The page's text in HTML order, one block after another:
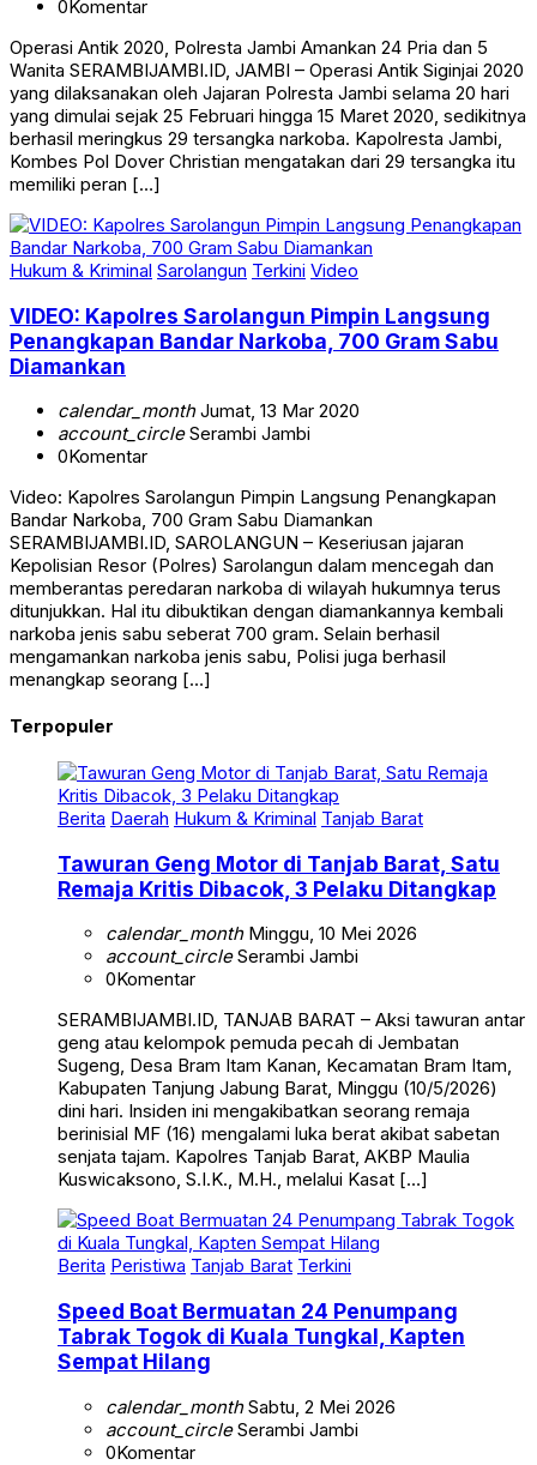
0 Komentar
Operasi Antik 2020, Polresta Jambi Amankan 24 Pria dan 5
Wanita SERAMBIJAMBI.ID, JAMBI – Operasi Antik Siginjai 2020
yang dilaksanakan oleh Jajaran Polresta Jambi selama 20 hari
yang dimulai sejak 25 Februari hingga 15 Maret 2020, sedikitnya
berhasil meringkus 29 tersangka narkoba. Kapolresta Jambi,
Kombes Pol Dover Christian mengatakan dari 29 tersangka itu
memiliki peran […]
Hukum & Kriminal Sarolangun Terkini Video
VIDEO: Kapolres Sarolangun Pimpin Langsung
Penangkapan Bandar Narkoba, 700 Gram Sabu
Diamankan
calendar_monthJumat, 13 Mar 2020
account_circleSerambi Jambi
0Komentar
Video: Kapolres Sarolangun Pimpin Langsung Penangkapan
Bandar Narkoba, 700 Gram Sabu Diamankan
SERAMBIJAMBI.ID, SAROLANGUN – Keseriusan jajaran
Kepolisian Resor (Polres) Sarolangun dalam mencegah dan
memberantas peredaran narkoba di wilayah hukumnya terus
ditunjukkan. Hal itu dibuktikan dengan diamankannya kembali
narkoba jenis sabu seberat 700 gram. Selain berhasil
mengamankan narkoba jenis sabu, Polisi juga berhasil
menangkap seorang […]
Terpopuler
Berita Daerah Hukum & Kriminal Tanjab Barat
Tawuran Geng Motor di Tanjab Barat, Satu
Remaja Kritis Dibacok, 3 Pelaku Ditangkap
calendar_monthMinggu, 10 Mei 2026
account_circleSerambi Jambi
0Komentar
SERAMBIJAMBI.ID, TANJAB BARAT – Aksi tawuran antar
geng atau kelompok pemuda pecah di Jembatan
Sugeng, Desa Bram Itam Kanan, Kecamatan Bram Itam,
Kabupaten Tanjung Jabung Barat, Minggu (10/5/2026)
dini hari. Insiden ini mengakibatkan seorang remaja
berinisial MF (16) mengalami luka berat akibat sabetan
senjata tajam. Kapolres Tanjab Barat, AKBP Maulia
Kuswicaksono, S.I.K., M.H., melalui Kasat […]
Berita Peristiwa Tanjab Barat Terkini
Speed Boat Bermuatan 24 Penumpang
Tabrak Togok di Kuala Tungkal, Kapten
Sempat Hilang
calendar_monthSabtu, 2 Mei 2026
account_circleSerambi Jambi
0Komentar